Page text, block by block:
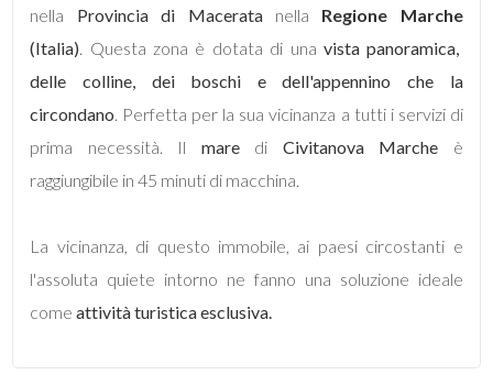
nella Provincia di Maceratanella Regione Marche
(Italia). Questa zona è dotata di una vista panoramica,
delle colline, dei boschi e dell'appennino che la
circondano. Perfetta per la sua vicinanza a tutti i servizi di
prima necessità. Il maredi Civitanova Marche è
raggiungibile in 45 minuti di macchina.
La vicinanza, di questo immobile, ai paesi circostanti e
l'assoluta quiete intorno ne fanno una soluzione ideale
come attività turistica esclusiva.
Camere
minime
1